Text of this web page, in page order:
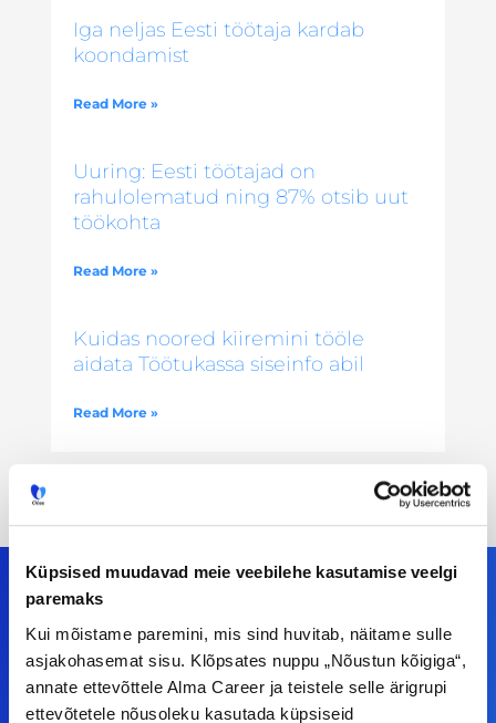
Küpsised muudavad meie veebilehe kasutamise veelgi
paremaks
Kui mõistame paremini, mis sind huvitab, näitame sulle
asjakohasemat sisu. Klõpsates nuppu „Nõustun kõigiga“,
annate ettevõttele Alma Career ja teistele selle ärigrupi
ettevõtetele nõusoleku kasutada küpsiseid
Iga neljas Eesti töötaja kardab
koondamist
Read More »
Uuring: Eesti töötajad on
rahulolematud ning 87% otsib uut
töökohta
Read More »
Kuidas noored kiiremini tööle
aidata Töötukassa siseinfo abil
Read More »
Meiega leiad!
Tööelublogi.ee lehelt leiad kõik vajaliku, et olla